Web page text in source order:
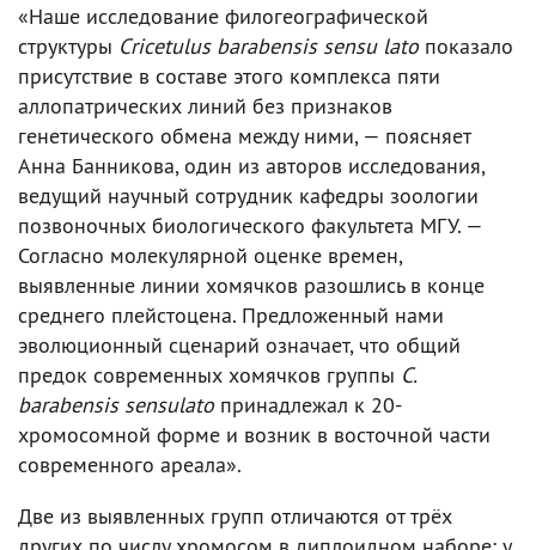
«Наше исследование филогеографической
структуры Cricetulus barabensis sensu latoпоказало
присутствие в составе этого комплекса пяти
аллопатрических линий без признаков
генетического обмена между ними, — поясняет
Анна Банникова, один из авторов исследования,
ведущий научный сотрудник кафедры зоологии
позвоночных биологического факультета МГУ. —
Согласно молекулярной оценке времен,
выявленные линии хомячков разошлись в конце
среднего плейстоцена. Предложенный нами
эволюционный сценарий означает, что общий
предок современных хомячков группы C.
barabensis sensulatoпринадлежал к 20-
хромосомной форме и возник в восточной части
современного ареала».
Две из выявленных групп отличаются от трёх